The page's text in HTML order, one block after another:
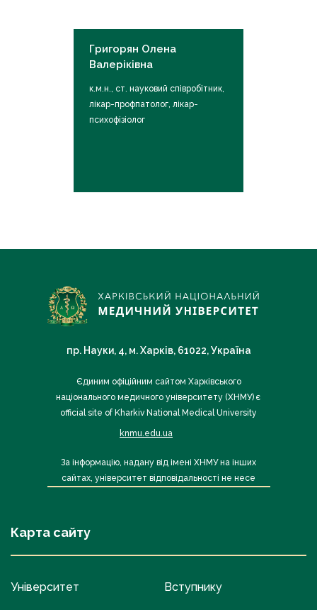
Григорян Олена
Валеріківна
к.м.н., ст. науковий співробітник,
лікар-профпатолог, лікар-
психофізіолог
пр. Науки, 4, м. Харків, 61022, Україна
Єдиним офіційним сайтом Харківського
національного медичного університету (ХНМУ) є
official site of Kharkiv National Medical University
knmu.edu.ua
За інформацію, надану від імені ХНМУ на інших
сайтах, університет відповідальності не несе
Карта сайту
Університет Вступнику